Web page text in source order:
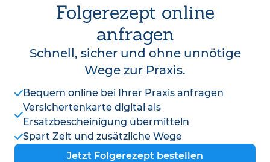
Folgerezept online
anfragen
Schnell, sicher und ohne unnötige
Wege zur Praxis.
Bequem online bei Ihrer Praxis anfragen
Versichertenkarte digital als
Ersatzbescheinigung übermitteln
Spart Zeit und zusätzliche Wege
Jetzt Folgerezept bestellen